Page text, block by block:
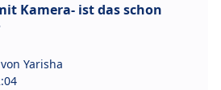
Kamera- ist das schon
Yarisha